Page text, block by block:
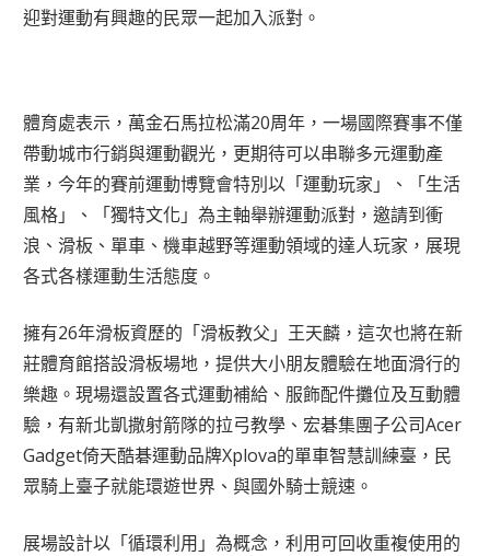
迎對運動有興趣的民眾一起加入派對。
體育處表示，萬金石馬拉松滿20周年，一場國際賽事不僅
帶動城市行銷與運動觀光，更期待可以串聯多元運動產
業，今年的賽前運動博覽會特別以「運動玩家」、「生活
風格」、「獨特文化」為主軸舉辦運動派對，邀請到衝
浪、滑板、單車、機車越野等運動領域的達人玩家，展現
各式各樣運動生活態度。
擁有26年滑板資歷的「滑板教父」王天麟，這次也將在新
莊體育館搭設滑板場地，提供大小朋友體驗在地面滑行的
樂趣。現場還設置各式運動補給、服飾配件攤位及互動體
驗，有新北凱撒射箭隊的拉弓教學、宏碁集團子公司Acer
Gadget倚天酷碁運動品牌Xplova的單車智慧訓練臺，民
眾騎上臺子就能環遊世界、與國外騎士競速。
展場設計以「循環利用」為概念，利用可回收重複使用的